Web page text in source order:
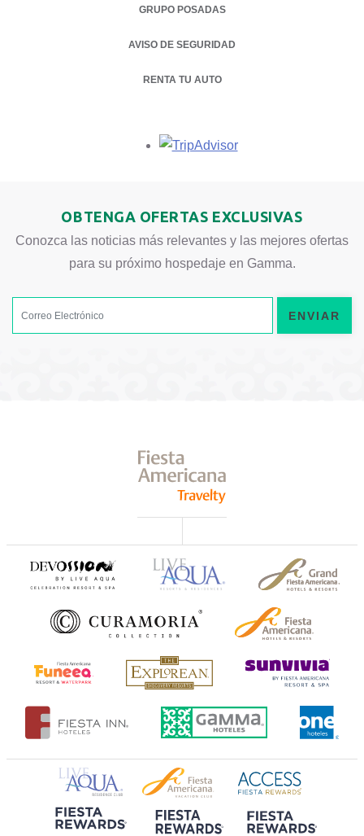
GRUPO POSADAS
AVISO DE SEGURIDAD
RENTA TU AUTO
OPENS IN A NEW TAB.
Opens in a new tab.
OBTENGA OFERTAS EXCLUSIVAS
Conozca las noticias más relevantes y las mejores ofertas
para su próximo hospedaje en Gamma.
ENVIAR